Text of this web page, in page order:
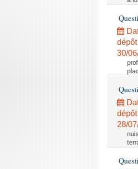
dépôt
30/
dépôt
28/